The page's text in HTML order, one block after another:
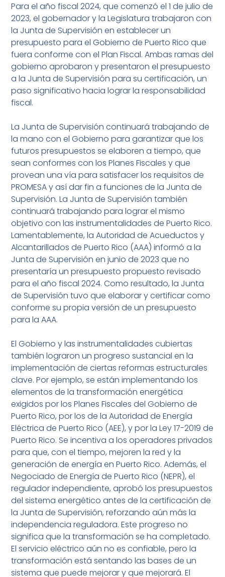
Para el año fiscal 2024, que comenzó el 1 de julio de
2023, el gobernador y la Legislatura trabajaron con
la Junta de Supervisión en establecer un
presupuesto para el Gobierno de Puerto Rico que
fuera conforme con el Plan Fiscal. Ambas ramas del
gobierno aprobaron y presentaron el presupuesto
a la Junta de Supervisión para su certificación, un
paso significativo hacia lograr la responsabilidad
fiscal.
La Junta de Supervisión continuará trabajando de
la mano con el Gobierno para garantizar que los
futuros presupuestos se elaboren a tiempo, que
sean conformes con los Planes Fiscales y que
provean una vía para satisfacer los requisitos de
PROMESA y así dar fin a funciones de la Junta de
Supervisión. La Junta de Supervisión también
continuará trabajando para lograr el mismo
objetivo con las instrumentalidades de Puerto Rico.
Lamentablemente, la Autoridad de Acueductos y
Alcantarillados de Puerto Rico (AAA) informó a la
Junta de Supervisión en junio de 2023 que no
presentaría un presupuesto propuesto revisado
para el año fiscal 2024. Como resultado, la Junta
de Supervisión tuvo que elaborar y certificar como
conforme su propia versión de un presupuesto
para la AAA.
El Gobierno y las instrumentalidades cubiertas
también lograron un progreso sustancial en la
implementación de ciertas reformas estructurales
clave. Por ejemplo, se están implementando los
elementos de la transformación energética
exigidos por los Planes Fiscales del Gobierno de
Puerto Rico, por los de la Autoridad de Energía
Eléctrica de Puerto Rico (AEE), y por la Ley 17-2019 de
Puerto Rico. Se incentiva a los operadores privados
para que, con el tiempo, mejoren la red y la
generación de energía en Puerto Rico. Además, el
Negociado de Energía de Puerto Rico (NEPR), el
regulador independiente, aprobó los presupuestos
del sistema energético antes de la certificación de
la Junta de Supervisión, reforzando aún más la
independencia reguladora. Este progreso no
significa que la transformación se ha completado.
El servicio eléctrico aún no es confiable, pero la
transformación está sentando las bases de un
sistema que puede mejorar y que mejorará. El